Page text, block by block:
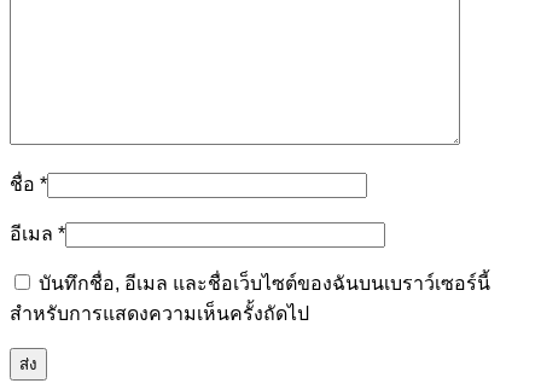
ชื่อ *
อีเมล *
บันทึกชื่อ, อีเมล และชื่อเว็บไซต์ของฉันบนเบราว์เซอร์นี้
สำหรับการแสดงความเห็นครั้งถัดไป